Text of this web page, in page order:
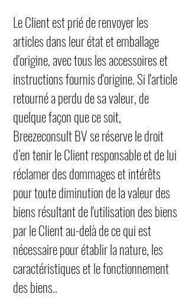
Le Client est prié de renvoyer les
articles dans leur état et emballage
d'origine, avec tous les accessoires et
instructions fournis d'origine. Si l'article
retourné a perdu de sa valeur, de
quelque façon que ce soit,
Breezeconsult BV se réserve le droit
d’en tenir le Client responsable et de lui
réclamer des dommages et intérêts
pour toute diminution de la valeur des
biens résultant de l'utilisation des biens
par le Client au-delà de ce qui est
nécessaire pour établir la nature, les
caractéristiques et le fonctionnement
des biens..